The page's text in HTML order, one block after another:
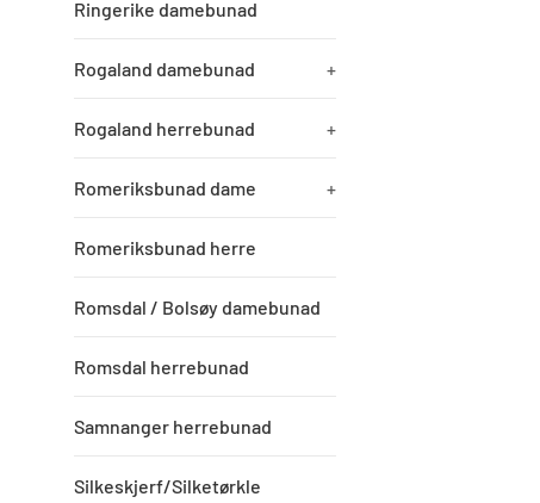
Ringerike damebunad
Rogaland damebunad +
Rogaland herrebunad +
Romeriksbunad dame +
Romeriksbunad herre
Romsdal / Bolsøy damebunad
Romsdal herrebunad
Samnanger herrebunad
Silkeskjerf/Silketørkle